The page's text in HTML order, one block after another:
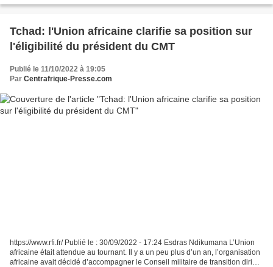
Tchad: l'Union africaine clarifie sa position sur
l'éligibilité du président du CMT
Publié le 11/10/2022 à 19:05
Par Centrafrique-Presse.com
https://www.rfi.fr/ Publié le : 30/09/2022 - 17:24 Esdras Ndikumana L’Union
africaine était attendue au tournant. Il y a un peu plus d’un an, l’organisation
africaine avait décidé d’accompagner le Conseil militaire de transition dirigé